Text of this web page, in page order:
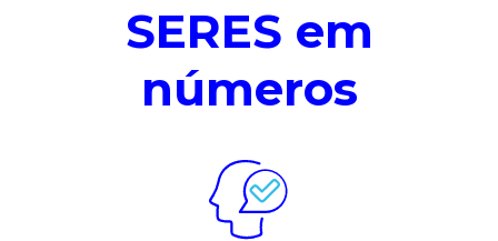
SERES em
números